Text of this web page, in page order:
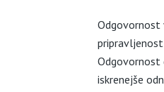
Odgovornost
Odgovornost
iskrenejše